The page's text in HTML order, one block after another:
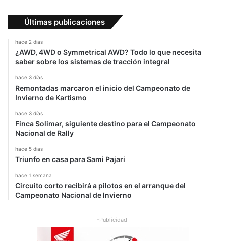
Últimas publicaciones
hace 2 días
¿AWD, 4WD o Symmetrical AWD? Todo lo que necesita
saber sobre los sistemas de tracción integral
hace 3 días
Remontadas marcaron el inicio del Campeonato de
Invierno de Kartismo
hace 3 días
Finca Solimar, siguiente destino para el Campeonato
Nacional de Rally
hace 5 días
Triunfo en casa para Sami Pajari
hace 1 semana
Circuito corto recibirá a pilotos en el arranque del
Campeonato Nacional de Invierno
-Publicidad-